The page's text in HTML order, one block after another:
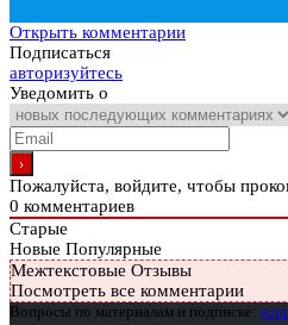
Открыть комментарии
Подписаться
авторизуйтесь
Уведомить о
Пожалуйста, войдите, чтобы
0 комментариев
Старые
Новые Популярные
Межтекстовые Отзывы
Посмотреть все комментарии
Вопросы по материалам и подписке: